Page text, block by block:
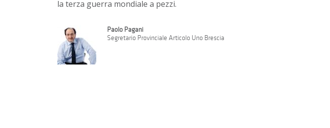
la terza guerra mondiale a pezzi.
Paolo Pagani
Segretario Provinciale Articolo Uno Brescia